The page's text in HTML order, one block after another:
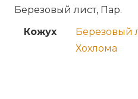
Березовый лист, Пар.
Кожух
Березовый
Хохлома